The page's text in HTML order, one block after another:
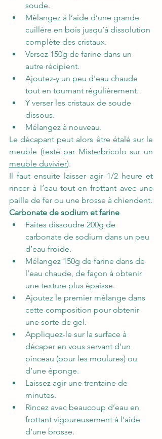
soude.
Mélangez à l’aide d’une grande
cuillère en bois jusqu’à dissolution
complète des cristaux.
Versez 150g de farine dans un
autre récipient.
Ajoutez-y un peu d'eau chaude
tout en tournant régulièrement.
Y verser les cristaux de soude
dissous.
Mélangez à nouveau.
Le décapant peut alors être étalé sur le
meuble duvivier).
Il faut ensuite laisser agir 1/2 heure et
rincer à l’eau tout en frottant avec une
paille de fer ou une brosse à chiendent.
Carbonate de sodium et farine
Faites dissoudre 200g de
carbonate de sodium dans un peu
d’eau froide.
Mélangez 150g de farine dans de
l’eau chaude, de façon à obtenir
une texture plus épaisse.
Ajoutez le premier mélange dans
cette composition pour obtenir
une sorte de gel.
Appliquez-le sur la surface à
décaper en vous servant d’un
pinceau (pour les moulures) ou
d’une éponge.
Laissez agir une trentaine de
minutes.
Rincez avec beaucoup d’eau en
frottant vigoureusement à l’aide
d’une brosse.